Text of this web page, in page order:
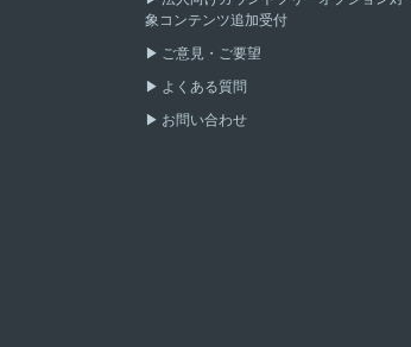
象コンテンツ追加受付
ご意見・ご要望
よくある質問
お問い合わせ